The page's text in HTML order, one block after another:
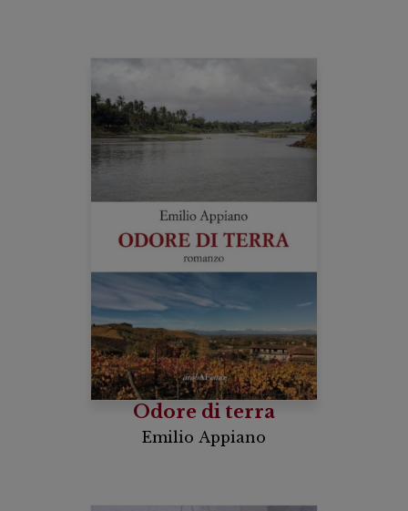
Odore di terra
Emilio Appiano